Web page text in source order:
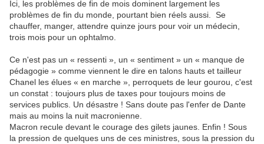
Ici, les problèmes de fin de mois dominent largement les
problèmes de fin du monde, pourtant bien réels aussi. Se
chauffer, manger, attendre quinze jours pour voir un médecin,
trois mois pour un ophtalmo.
Ce n'est pas un « ressenti », un « sentiment » un « manque de
pédagogie » comme viennent le dire en talons hauts et tailleur
Chanel les élues « en marche », perroquets de leur gourou, c'est
un constat : toujours plus de taxes pour toujours moins de
services publics. Un désastre ! Sans doute pas l'enfer de Dante
mais au moins la nuit macronienne.
Macron recule devant le courage des gilets jaunes. Enfin ! Sous
la pression de quelques uns de ces ministres, sous la pression du